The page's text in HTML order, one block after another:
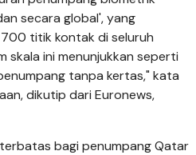
secara global', yang
titik kontak di seluruh
skala ini menunjukkan seperti
tanpa kertas," kata
dikutip dari Euronews,
bagi penumpang Qatar